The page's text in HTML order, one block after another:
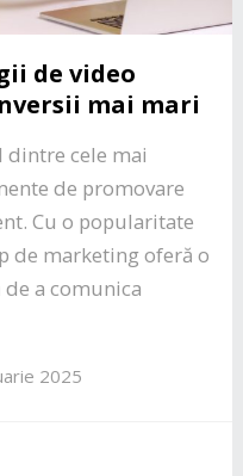
de video
mai mari
cele mai
de promovare
Cu o popularitate
de marketing oferă o
a comunica
2025